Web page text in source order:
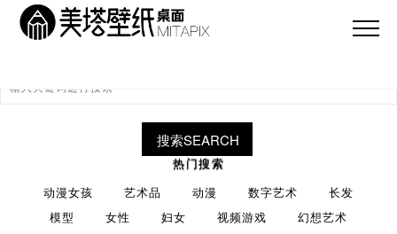
搜索SEARCH
热门搜索
动漫女孩 艺术品 动漫 数字艺术 长发
模型 女性 妇女 视频游戏 幻想艺术